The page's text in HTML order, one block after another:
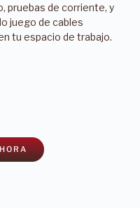
pruebas de corriente, y
juego de cables
tu espacio de trabajo.